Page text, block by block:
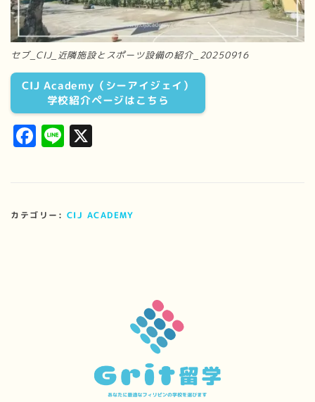
セブ_CIJ_近隣施設とスポーツ設備の紹介_20250916
CIJ Academy（シーアイジェイ）
学校紹介ページはこちら
Facebook
Line
カテゴリー: CIJ ACADEMY